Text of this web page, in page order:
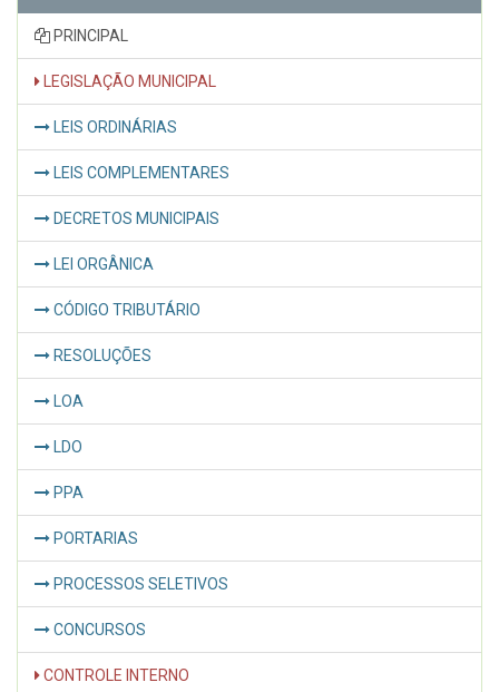
PRINCIPAL
LEGISLAÇÃO MUNICIPAL
LEIS ORDINÁRIAS
LEIS COMPLEMENTARES
DECRETOS MUNICIPAIS
LEI ORGÂNICA
CÓDIGO TRIBUTÁRIO
RESOLUÇÕES
LOA
LDO
PPA
PORTARIAS
PROCESSOS SELETIVOS
CONCURSOS
CONTROLE INTERNO